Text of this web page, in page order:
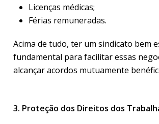
Licenças médicas;
Férias remuneradas.
Acima de tudo, ter um sindicato bem
fundamental para facilitar essas
alcançar acordos mutuamente
3. Proteção dos Direitos dos